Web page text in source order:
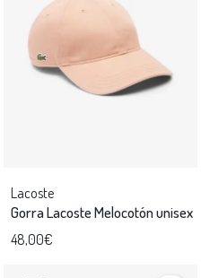
Lacoste
Gorra Lacoste Melocotón unisex
48,00€